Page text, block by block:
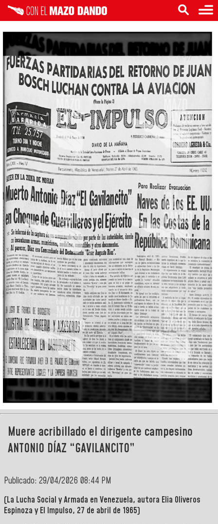
Muere acribillado el dirigente campesino
ANTONIO DÍAZ “GAVILANCITO”
Publicado: 29/04/2026 08:44 PM
(La Lucha Social y Armada en Venezuela, autora Elia Oliveros
Espinoza y El Impulso, 27 de abril de 1965)